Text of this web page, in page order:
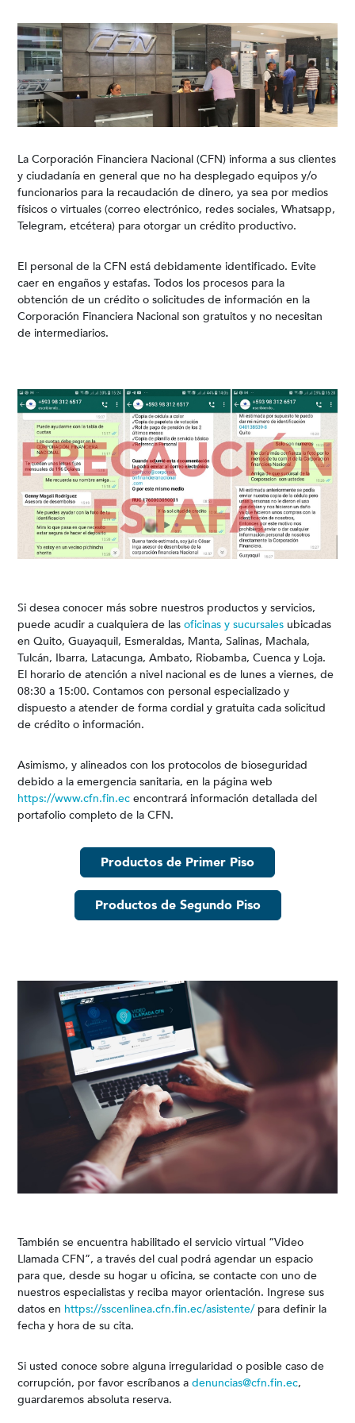
La Corporación Financiera Nacional (CFN) informa a sus clientes
y ciudadanía en general que no ha desplegado equipos y/o
funcionarios para la recaudación de dinero, ya sea por medios
físicos o virtuales (correo electrónico, redes sociales, Whatsapp,
Telegram, etcétera) para otorgar un crédito productivo.
El personal de la CFN está debidamente identificado. Evite
caer en engaños y estafas. Todos los procesos para la
obtención de un crédito o solicitudes de información en la
Corporación Financiera Nacional son gratuitos y no necesitan
de intermediarios.
Si desea conocer más sobre nuestros productos y servicios,
puede acudir a cualquiera de lasoficinas y sucursales ubicadas
en Quito, Guayaquil, Esmeraldas, Manta, Salinas, Machala,
Tulcán, Ibarra, Latacunga, Ambato, Riobamba, Cuenca y Loja.
El horario de atención a nivel nacional es de lunes a viernes, de
08:30 a 15:00. Contamos con personal especializado y
dispuesto a atender de forma cordial y gratuita cada solicitud
de crédito o información.
Asimismo, y alineados con los protocolos de bioseguridad
debido a la emergencia sanitaria, en la página web
https://www.cfn.fin.ec encontrará información detallada del
portafolio completo de la CFN.
Productos de Primer Piso
Productos de Segundo Piso
También se encuentra habilitado el servicio virtual “Video
Llamada CFN”, a través del cual podrá agendar un espacio
para que, desde su hogar u oficina, se contacte con uno de
nuestros especialistas y reciba mayor orientación. Ingrese sus
datos en https://sscenlinea.cfn.fin.ec/asistente/para definir la
fecha y hora de su cita.
Si usted conoce sobre alguna irregularidad o posible caso de
corrupción, por favor escríbanos adenuncias@cfn.fin.ec,
guardaremos absoluta reserva.